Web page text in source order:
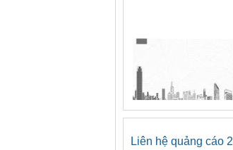
Liên hệ quảng cáo 2